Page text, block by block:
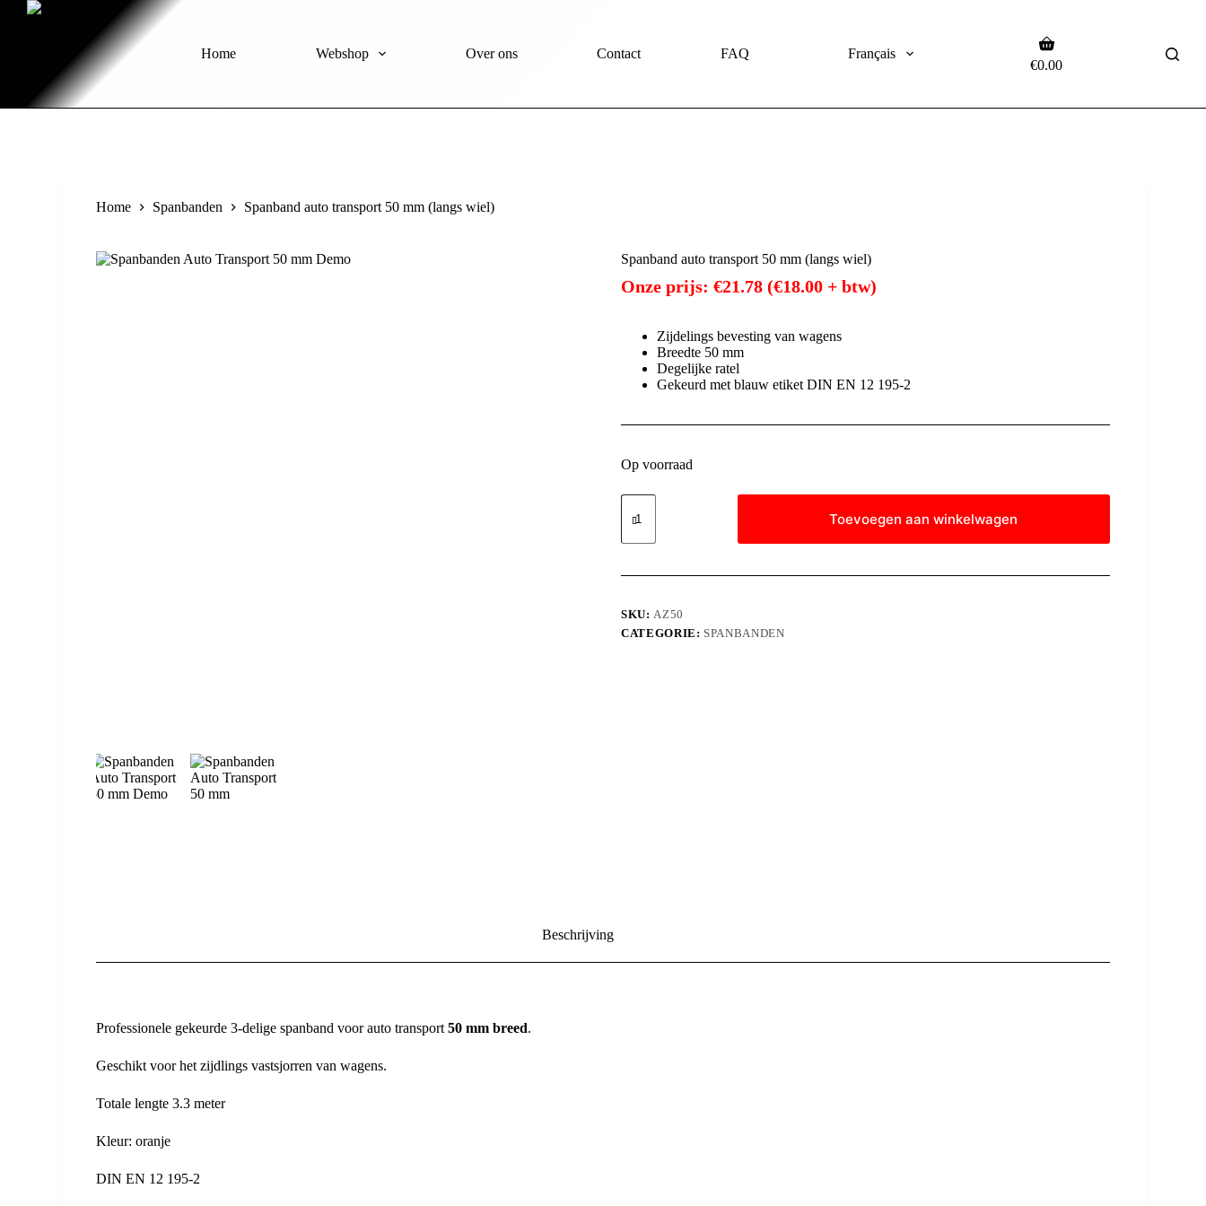
c
Home Webshop Over ons Contact FAQ Français
€0.00
Home Spanbanden Spanband auto transport 50 mm (langs wiel)
Spanband auto transport 50 mm (langs wiel)
Onze prijs: €21.78 (€18.00 + btw)
Zijdelings bevesting van wagens
Breedte 50 mm
Degelijke ratel
Gekeurd met blauw etiket DIN EN 12 195-2
Op voorraad
Toevoegen aan winkelwagen
SKU:AZ50
CATEGORIE: SPANBANDEN
Beschrijving
Professionele gekeurde 3-delige spanband voor auto transport50 mm breed.
Geschikt voor het zijdlings vastsjorren van wagens.
Totale lengte 3.3 meter
Kleur: oranje
DIN EN 12 195-2